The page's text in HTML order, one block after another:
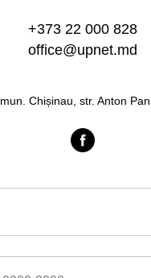
+373 22 000 828
office@upnet.md
mun. Chișinau, str. Anton